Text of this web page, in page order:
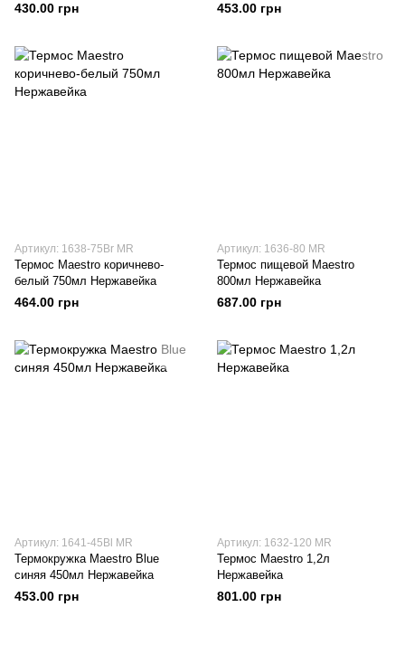
430.00 грн 453.00 грн
Артикул: 1638-75Br MR
Термос Maestro коричнево-
белый 750мл Нержавейка
464.00 грн
Артикул: 1636-80 MR
Термос пищевой Maestro
800мл Нержавейка
687.00 грн
Артикул: 1641-45Bl MR
Термокружка Maestro Blue
синяя 450мл Нержавейка
453.00 грн
Артикул: 1632-120 MR
Термос Maestro 1,2л
Нержавейка
801.00 грн